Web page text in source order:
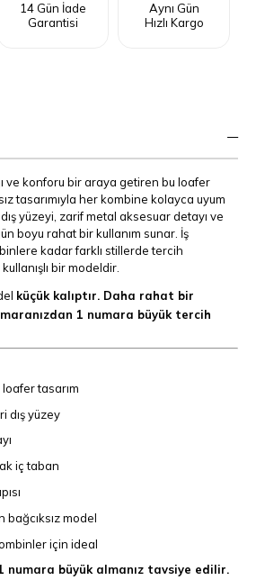
14 Gün İade
Garantisi
Aynı Gün
Hızlı Kargo
ve konforu bir araya getiren bu loafer
tasarımıyla her kombine kolayca uyum
yüzeyi, zarif metal aksesuar detayı ve
boyu rahat bir kullanım sunar. İş
kadar farklı stillerde tercih
bir modeldir.
küçük kalıptır. Daha rahat bir
1 numara büyük tercih
tasarım
dış yüzey
iç taban
bağcıksız model
için ideal
1 numara büyük almanız tavsiye edilir.